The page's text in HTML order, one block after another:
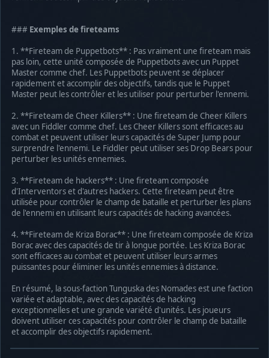
### Exemples de fireteams
1. **Fireteam de Puppetbots** : Pas vraiment une fireteam mais
pas loin, cette unité composée de Puppetbots avec un Puppet
Master comme chef. Les Puppetbots peuvent se déplacer
rapidement et accomplir des objectifs, tandis que le Puppet
Master peut les contrôler et les utiliser pour perturber l'ennemi.
2. **Fireteam de Cheer Killers** : Une fireteam de Cheer Killers
avec un Fiddler comme chef. Les Cheer Killers sont efficaces au
combat et peuvent utiliser leurs capacités de Super Jump pour
surprendre l'ennemi. Le Fiddler peut utiliser ses Drop Bears pour
perturber les unités ennemies.
3. **Fireteam de hackers** : Une fireteam composée
d'Interventors et d'autres hackers. Cette fireteam peut être
utilisée pour contrôler le champ de bataille et perturber les plans
de l'ennemi en utilisant leurs capacités de hacking avancées.
4. **Fireteam de Kriza Borac** : Une fireteam composée de Kriza
Borac avec des capacités de tir à longue portée. Les Kriza Borac
sont efficaces au combat et peuvent utiliser leurs armes
puissantes pour éliminer les unités ennemies à distance.
En résumé, la sous-faction Tunguska des Nomades est une faction
variée et adaptable, avec des capacités de hacking
exceptionnelles et une grande variété d'unités. Les joueurs
doivent utiliser ces capacités pour contrôler le champ de bataille
et accomplir des objectifs rapidement.